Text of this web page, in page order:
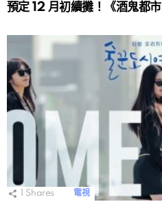
預定 12 月初續攤！《酒鬼都
Shares 電視